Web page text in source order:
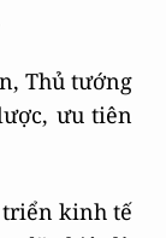
Thủ tướng
ưu tiên
triển kinh tế